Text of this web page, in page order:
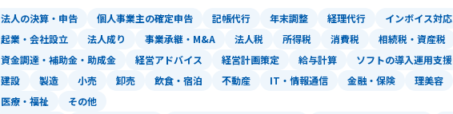
◎TTSコンサルティング株式会社
■企業経営の高品質コンサルティング
・プライベートコンサルティング
・企業組織再編コンサルティング
・株式・営業権・企業評価コンサルティング
法人の決算・申告 個人事業主の確定申告 記帳代行 年末調整 経理代行 インボイス対応
起業・会社設立
法人成り 事業承継・M&A 法人税 所得税 消費税 相続税・資産税
資金調達・補助金・助成金
経営アドバイス 経営計画策定 給与計算 ソフトの導入運用支援
建設 製造 小売 卸売 飲食・宿泊 不動産 IT・情報通信 金融・保険 理美容
医療・福祉
その他